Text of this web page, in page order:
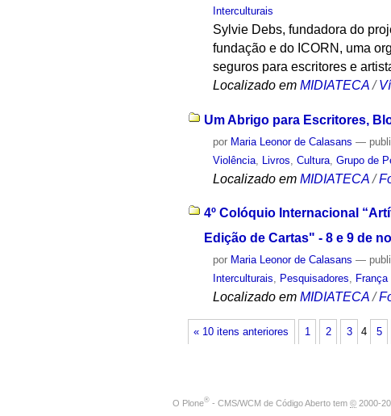
Interculturais
Sylvie Debs, fundadora do
fundação e do ICORN, uma
seguros para escritores e
Localizado em MIDIATECA /
Um Abrigo para Escritores,
por Maria Leonor de Calasans —
Violência Livros ,Cultura ,Grupo de
Localizado em MIDIATECA /
4º Colóquio Internacional
Edição de Cartas" - 8 e 9 de
por Maria Leonor de Calasans —
Interculturais, Pesquisadores, França
Localizado em MIDIATECA /
« 10 itens anteriores 1 2 3 4 5
O Plone® - CMS/WCM de Código Aberto tem © 2000-